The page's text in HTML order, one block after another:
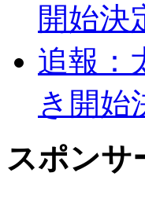
開始決
追報：
き開始
スポンサ